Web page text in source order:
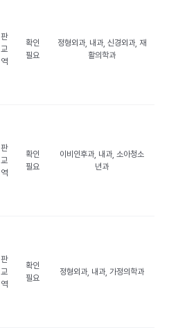
판
교
역
확인
필요
정형외과, 내과, 신경외과, 재
활의학과
판
교
역
확인
필요
이비인후과, 내과, 소아청소
년과
판
교
역
확인
필요
정형외과, 내과, 가정의학과